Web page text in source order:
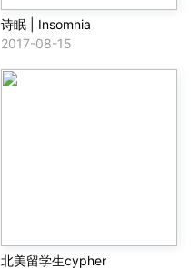
诗眠 | Insomnia
2017-08-15
北美留学生cypher